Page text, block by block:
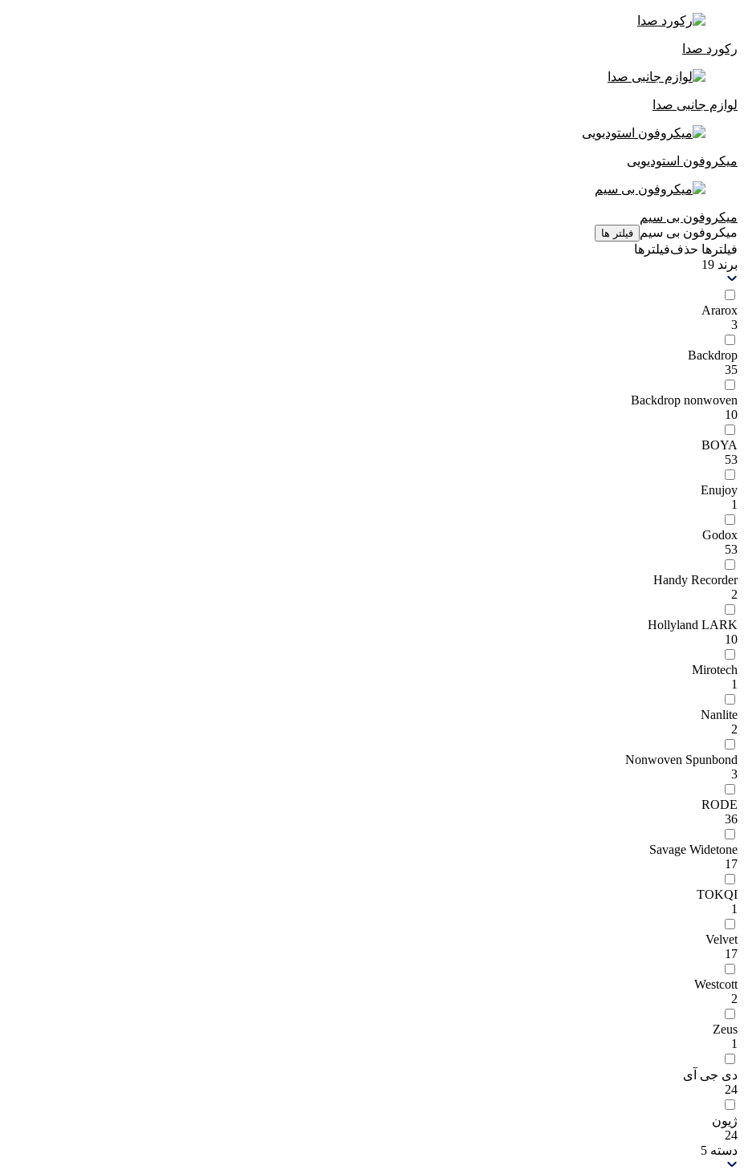
رکورد صدا
لوازم جانبی صدا
میکروفون استودیویی
میکروفون بی سیم
میکروفون بی سیم
فیلتر ها
فیلترها حذف‌فیلتر‌ها
برند 19
Ararox
3
Backdrop
35
Backdrop nonwoven
10
BOYA
53
Enujoy
1
Godox
53
Handy Recorder
2
Hollyland LARK
10
Mirotech
1
Nanlite
2
Nonwoven Spunbond
3
RODE
36
Savage Widetone
17
TOKQI
1
Velvet
17
Westcott
2
Zeus
1
دی جی آی
24
ژیون
24
دسته 5